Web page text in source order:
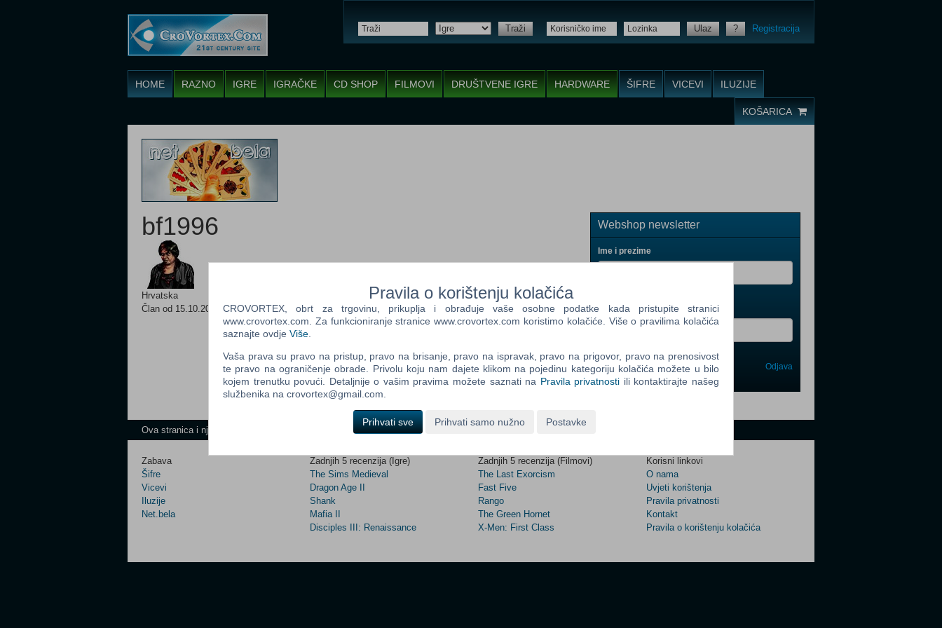
Traži Ulaz ? Registracija
HOME RAZNO IGRE IGRAČKE CD SHOP FILMOVI DRUŠTVENE IGRE HARDWARE ŠIFRE VICEVI ILUZIJE
KOŠARICA
bf1996
Hrvatska
Član od 15.10.2008.
Webshop newsletter
Ime i prezime
Vaš email
Control
Field
Prijavi me Odjava
Ova stranica i njen sadržaj su © Copyright 2001 - 2026 by CroVortex.
Zabava
Šifre
Vicevi
Iluzije
Net.bela
Zadnjih 5 recenzija (Igre)
The Sims Medieval
Dragon Age II
Shank
Mafia II
Disciples III: Renaissance
Zadnjih 5 recenzija (Filmovi)
The Last Exorcism
Fast Five
Rango
The Green Hornet
X-Men: First Class
Korisni linkovi
O nama
Uvjeti korištenja
Pravila privatnosti
Kontakt
Pravila o korištenju kolačića
Pravila o korištenju kolačića
CROVORTEX, obrt za trgovinu, prikuplja i obrađuje vaše osobne podatke kada pristupite stranici
www.crovortex.com. Za funkcioniranje stranice www.crovortex.com koristimo kolačiće. Više o pravilima kolačića
saznajte ovdje Više
Vaša prava su pravo na pristup, pravo na brisanje, pravo na ispravak, pravo na prigovor, pravo na prenosivost
te pravo na ograničenje obrade. Privolu koju nam dajete klikom na pojedinu kategoriju kolačića možete u bilo
kojem trenutku povući. Detaljnije o vašim pravima možete saznati na Pravila privatnosti ili kontaktirajte našeg
službenika na crovortex@gmail.com.
Prihvati sve Prihvati samo nužno Postavke